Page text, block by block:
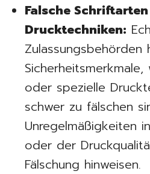
Falsche
Drucktechniken:
Zulassungsbehörden
oder spezielle
schwer zu fälschen
Unregelmäßigkeiten
oder der
Fälschung hinweisen.